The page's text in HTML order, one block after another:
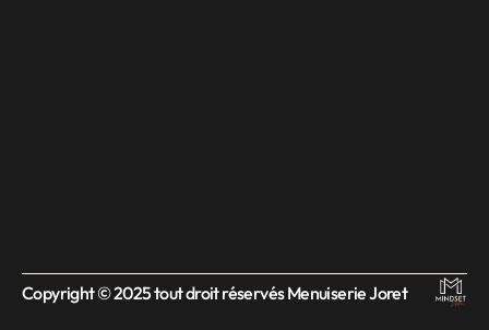
Copyright © 2025 tout droit réservés Menuiserie Joret